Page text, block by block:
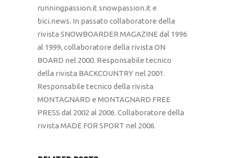
runningpassion.it snowpassion.it e
bici.news. In passato collaboratore della
rivista SNOWBOARDER MAGAZINE dal 1996
al 1999, collaboratore della rivista ON
BOARD nel 2000. Responsabile tecnico
della rivista BACKCOUNTRY nel 2001.
Responsabile tecnico della rivista
MONTAGNARD e MONTAGNARD FREE
PRESS dal 2002 al 2006. Collaboratore della
rivista MADE FOR SPORT nel 2006.